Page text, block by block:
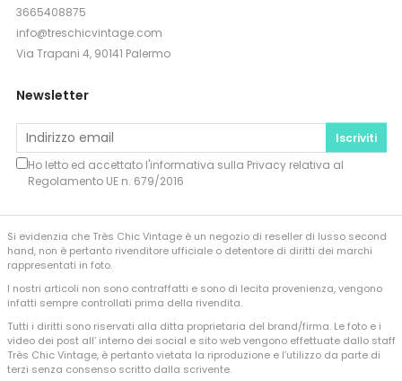
3665408875
info@treschicvintage.com
Via Trapani 4, 90141 Palermo
Newsletter
Iscriviti
Ho letto ed accettato l'informativa sulla Privacyrelativa al
Regolamento UE n. 679/2016
Si evidenzia che Très Chic Vintage è un negozio di reseller di lusso second
hand, non è pertanto rivenditore ufficiale o detentore di diritti dei marchi
rappresentati in foto.
I nostri articoli non sono contraffatti e sono di lecita provenienza, vengono
infatti sempre controllati prima della rivendita.
Tutti i diritti sono riservati alla ditta proprietaria del brand/firma. Le foto e i
video dei post all’ interno dei social e sito web vengono effettuate dallo staff
Très Chic Vintage, è pertanto vietata la riproduzione e l’utilizzo da parte di
terzi senza consenso scritto dalla scrivente.